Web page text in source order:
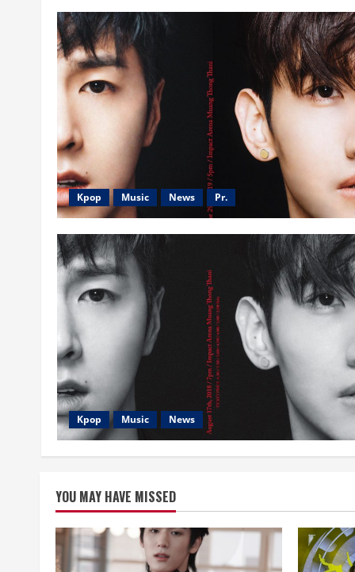
Kpop Music News Pr.
Kpop Music News
YOU MAY HAVE MISSED